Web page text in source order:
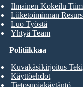
Ilmainen Kokeilu
Liiketoiminnan
Luo Työstä
Yhtyä Team
Politiikkaa
Kuvakäsikirjoitus
Käyttöehdot
Tietosuojakäytäntö